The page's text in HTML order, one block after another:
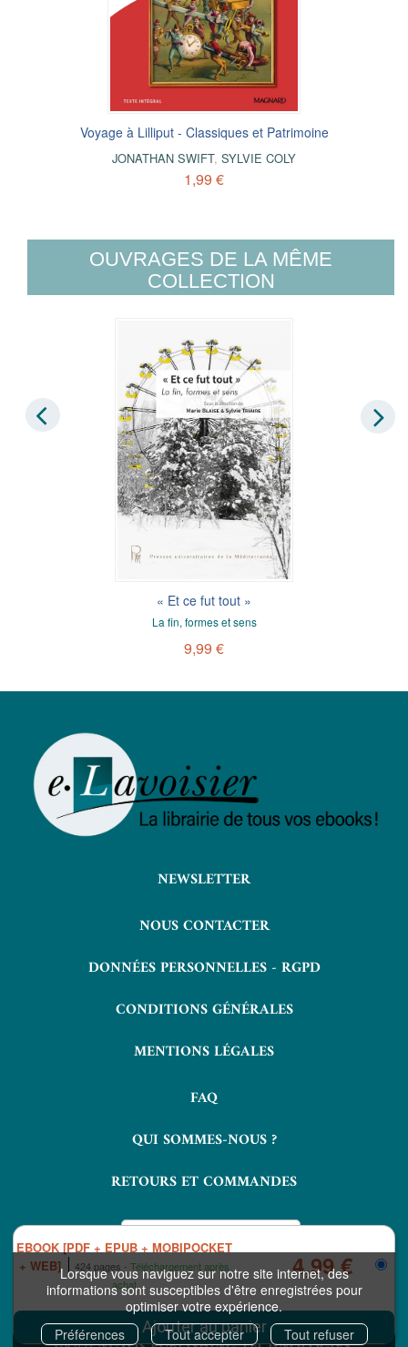
Lorsque vous naviguez sur notre site internet, des
informations sont susceptibles d'être enregistrées pour
optimiser votre expérience.
Préférences
Tout accepter Tout refuser
EBOOK [PDF + EPUB + MOBIPOCKET
+ WEB]
424 pages
Téléchargement après
achat
4,99 €
Voyage à Lilliput - Classiques et Patrimoine
JONATHAN SWIFT, SYLVIE COLY
1,99 €
OUVRAGES DE LA MÊME
COLLECTION
« Et ce fut tout »
La fin, formes et sens
9,99 €
NEWSLETTER
NOUS CONTACTER
DONNÉES PERSONNELLES - RGPD
CONDITIONS GÉNÉRALES
MENTIONS LÉGALES
FAQ
QUI SOMMES-NOUS ?
RETOURS ET COMMANDES
COPYRIGHT © 2026 LAVOISIER ET NUXOS PUBLISHING TECHNOLOGIES.
IZIBOOK®ETIZIBOOKS®SONT DES MARQUES DÉPOSÉES DE LA